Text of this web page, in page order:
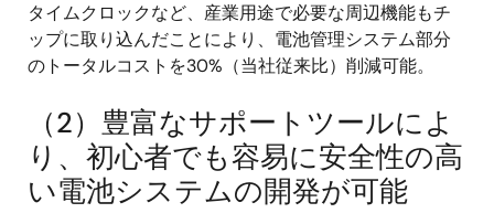
タイムクロックなど、産業用途で必要な周辺機能もチ
ップに取り込んだことにより、電池管理システム部分
のトータルコストを30%（当社従来比）削減可能。
（2）豊富なサポートツールによ
り、初心者でも容易に安全性の高
い電池システムの開発が可能